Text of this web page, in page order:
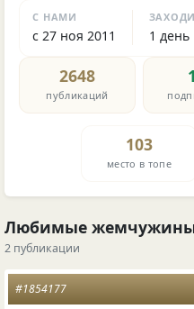
С НАМИ
с 27 ноя 2011 1 день
2648
публикаций
103
место в топе
Любимые
2 публикации
#1854177